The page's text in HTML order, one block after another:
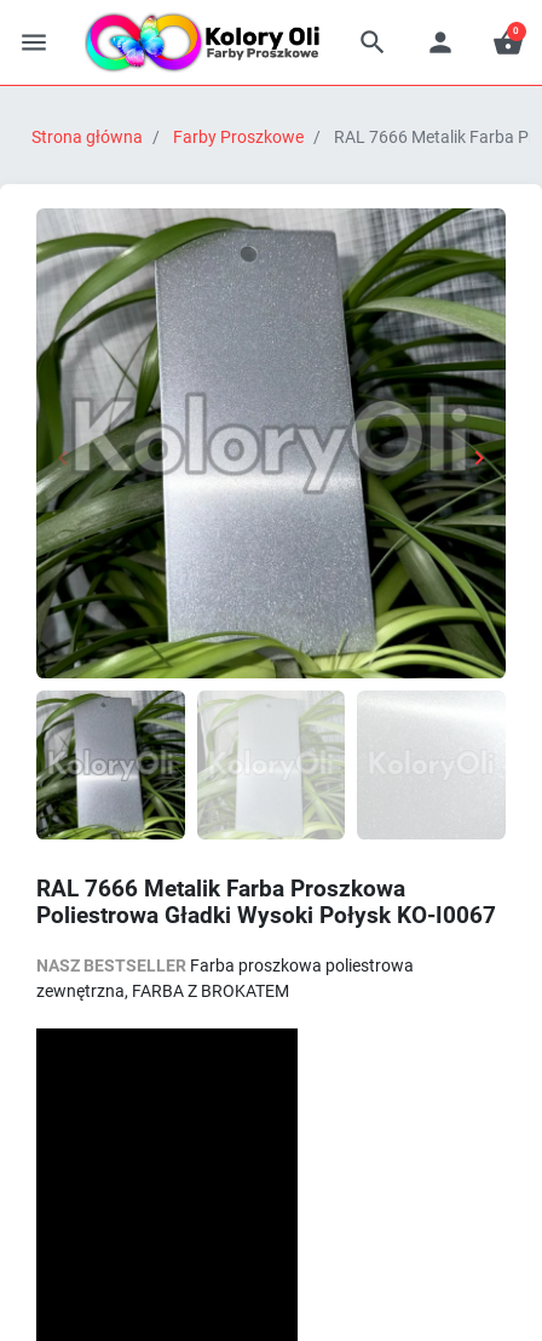
   
0
Strona główna Farby Proszkowe RAL 7666 Metalik Farba
Poprzedni
 
RAL 7666 Metalik Farba Proszkowa
Poliestrowa Gładki Wysoki Połysk KO-I0067
NASZ BESTSELLER Farba proszkowa poliestrowa
zewnętrzna, FARBA Z BROKATEM